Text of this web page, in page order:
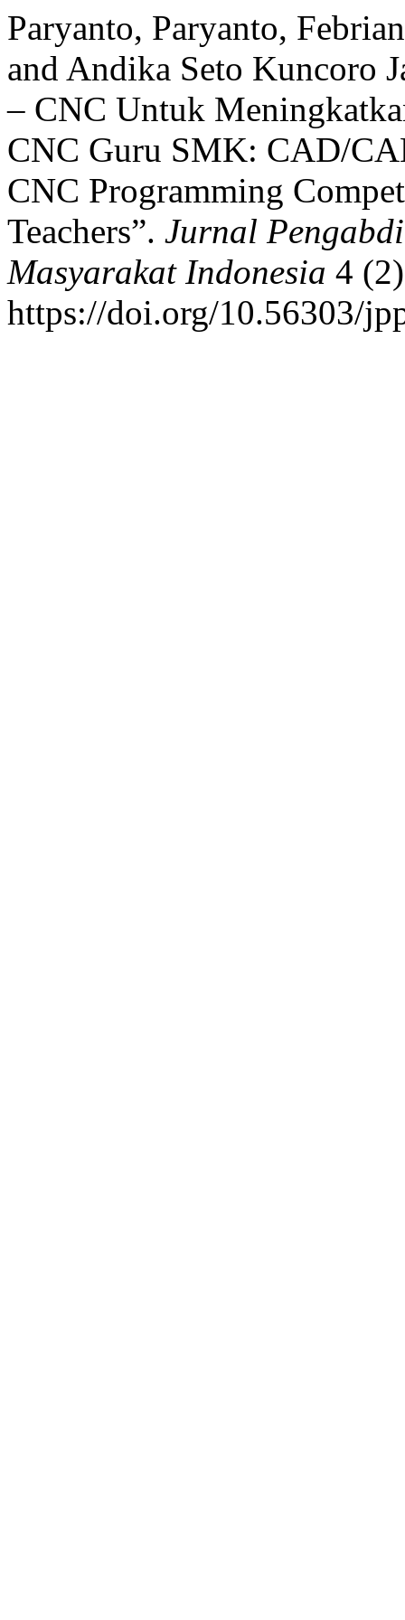
Paryanto, Paryanto,
and Andika Seto Kuncoro
– CNC Untuk
CNC Guru SMK: CAD/
CNC Programming
Teachers”. Jurnal
Masyarakat Indonesia 4
https://doi.org/10.56303/